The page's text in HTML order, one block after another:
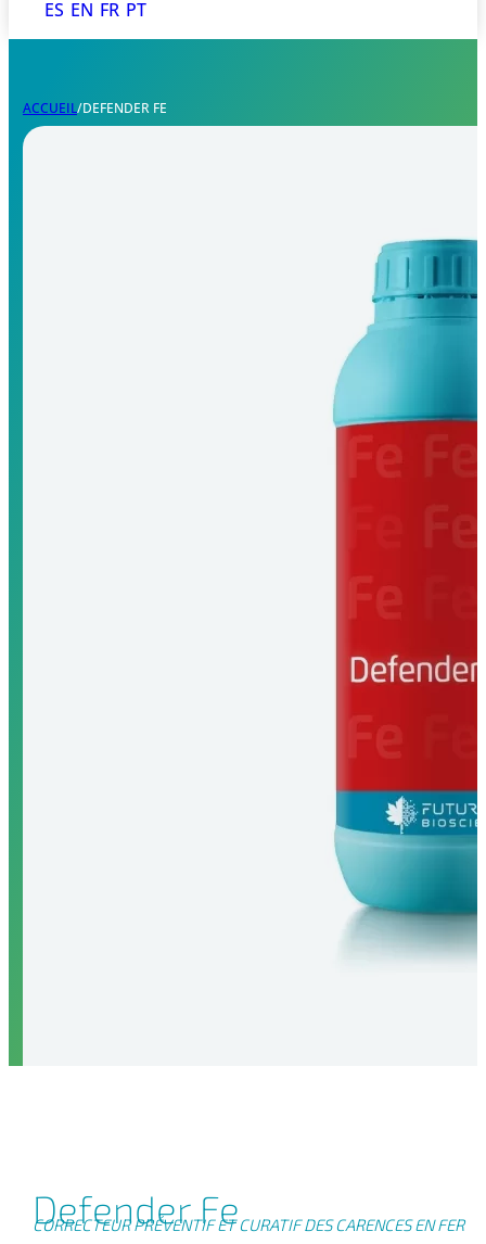
ES EN FR PT
ACCUEIL/DEFENDER FE
Defender Fe
CORRECTEUR PRÉVENTIF ET CURATIF DES CARENCES EN FER